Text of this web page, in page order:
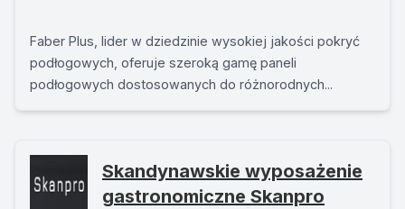
Faber Plus, lider w dziedzinie wysokiej jakości pokryć
podłogowych, oferuje szeroką gamę paneli
podłogowych dostosowanych do różnorodnych...
Skandynawskie wyposażenie
gastronomiczne Skanpro